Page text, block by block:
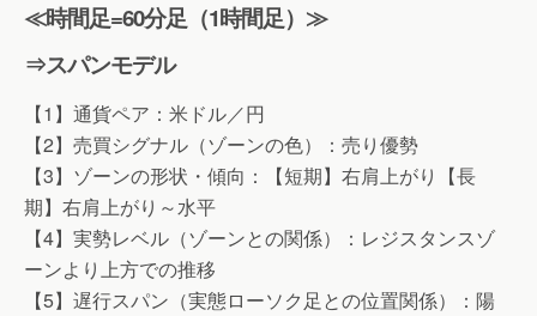
≪時間足=60分足（1時間足）≫
⇒スパンモデル
【1】通貨ペア：米ドル／円
【2】売買シグナル（ゾーンの色）：売り優勢
【3】ゾーンの形状・傾向：【短期】右肩上がり【長
期】右肩上がり～水平
【4】実勢レベル（ゾーンとの関係）：レジスタンスゾ
ーンより上方での推移
【5】遅行スパン（実態ローソク足との位置関係）：陽